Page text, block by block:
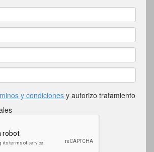
y condiciones y autorizo tratamiento